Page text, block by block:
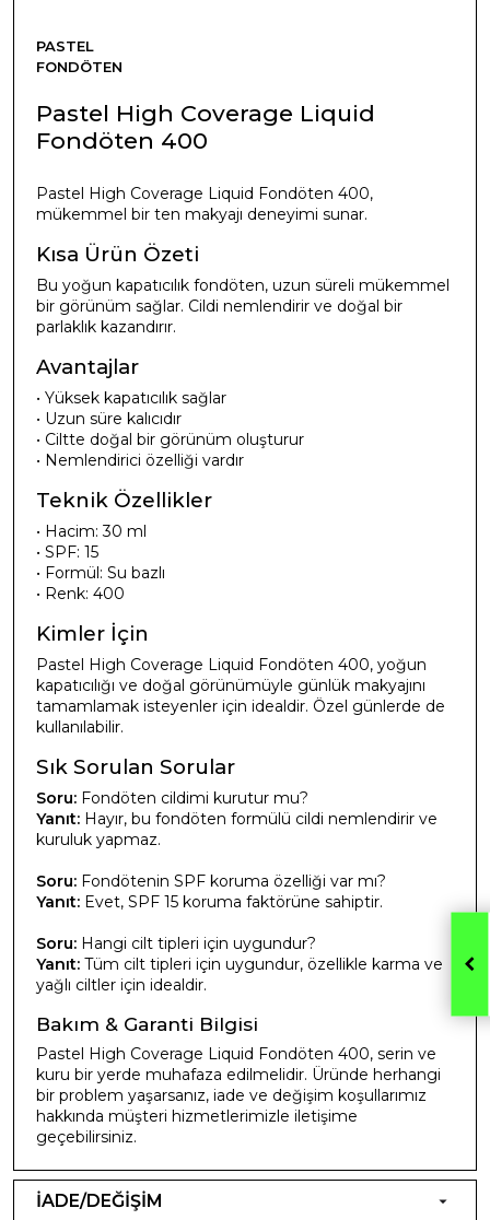
PASTEL
FONDÖTEN
Pastel High Coverage Liquid
Fondöten 400
Pastel High Coverage Liquid Fondöten 400,
mükemmel bir ten makyajı deneyimi sunar.
Kısa Ürün Özeti
Bu yoğun kapatıcılık fondöten, uzun süreli mükemmel
bir görünüm sağlar. Cildi nemlendirir ve doğal bir
parlaklık kazandırır.
Avantajlar
• Yüksek kapatıcılık sağlar
• Uzun süre kalıcıdır
• Ciltte doğal bir görünüm oluşturur
• Nemlendirici özelliği vardır
Teknik Özellikler
• Hacim: 30 ml
• SPF: 15
• Formül: Su bazlı
• Renk: 400
Kimler İçin
Pastel High Coverage Liquid Fondöten 400, yoğun
kapatıcılığı ve doğal görünümüyle günlük makyajını
tamamlamak isteyenler için idealdir. Özel günlerde de
kullanılabilir.
Sık Sorulan Sorular
Soru: Fondöten cildimi kurutur mu?
Yanıt: Hayır, bu fondöten formülü cildi nemlendirir ve
kuruluk yapmaz.
Soru: Fondötenin SPF koruma özelliği var mı?
Yanıt: Evet, SPF 15 koruma faktörüne sahiptir.
Soru: Hangi cilt tipleri için uygundur?
Yanıt: Tüm cilt tipleri için uygundur, özellikle karma ve
yağlı ciltler için idealdir.
Bakım & Garanti Bilgisi
Pastel High Coverage Liquid Fondöten 400, serin ve
kuru bir yerde muhafaza edilmelidir. Üründe herhangi
bir problem yaşarsanız, iade ve değişim koşullarımız
hakkında müşteri hizmetlerimizle iletişime
geçebilirsiniz.
İADE/DEĞİŞİM